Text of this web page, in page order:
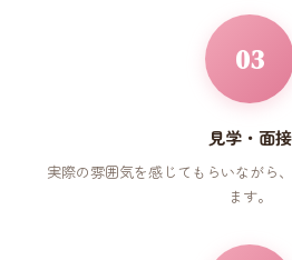
03
見学・面接
実際の雰囲気を感じてもらいながら
ます。